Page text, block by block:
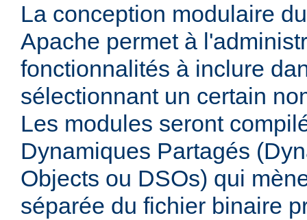
La conception modulaire
Apache permet à
fonctionnalités à inclure
sélectionnant un certain
Les modules seront
Dynamiques Partagés
Objects ou DSOs) qui
séparée du fichier binaire